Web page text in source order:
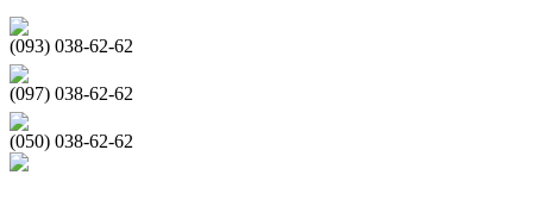
(093) 038-62-62
(097) 038-62-62
(050) 038-62-62